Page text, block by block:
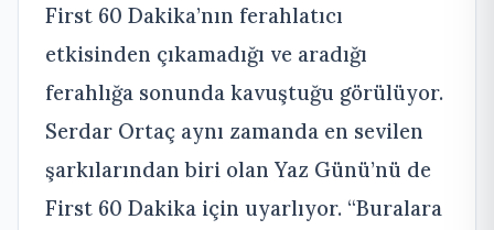
First 60 Dakika’nın ferahlatıcı
etkisinden çıkamadığı ve aradığı
ferahlığa sonunda kavuştuğu görülüyor.
Serdar Ortaç aynı zamanda en sevilen
şarkılarından biri olan Yaz Günü’nü de
First 60 Dakika için uyarlıyor. “Buralara